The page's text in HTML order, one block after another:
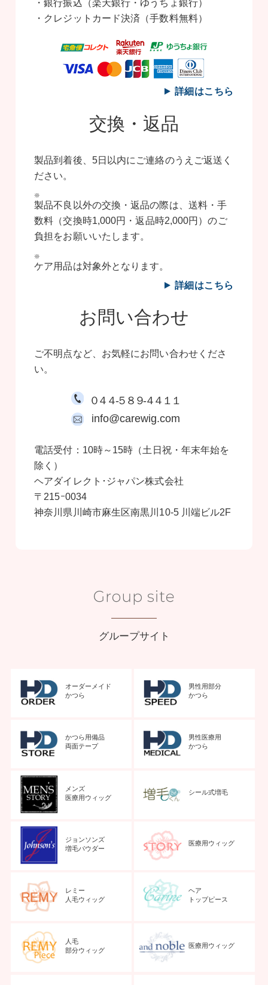
・銀行振込（楽天銀行・ゆうちょ銀行）
・クレジットカード決済（手数料無料）
詳細はこちら
交換・返品
製品到着後、5日以内にご連絡のうえご返送く
ださい。
製品不良以外の交換・返品の際は、送料・手
数料（交換時1,000円・返品時2,000円）のご
負担をお願いいたします。
ケア用品は対象外となります。
詳細はこちら
お問い合わせ
ご不明点など、お気軽にお問い合わせくださ
い。
０４４-５８９-４４１１
info@carewig.com
電話受付：10時～15時（土日祝・年末年始を
除く）
ヘアダイレクト･ジャパン株式会社
〒215ｰ0034
神奈川県川崎市麻生区南黒川10-5 川端ビル2F
グループサイト
オーダーメイド
かつら
男性用部分
かつら
かつら用備品
両面テープ
男性医療用
かつら
メンズ
医療用ウィッグ
シール式増毛
ジョンソンズ
増毛パウダー
医療用ウィッグ
レミー
人毛ウィッグ
ヘア
トップピース
人毛
部分ウィッグ
医療用ウィッグ